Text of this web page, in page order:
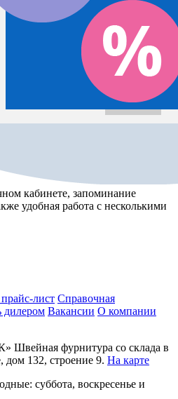
кабинете, запоминание
удобная работа с несколькими
лист Справочная
дилером Вакансии О компании
Швейная фурнитура со склада в
дом 132, строение 9. На карте
суббота, воскресенье и